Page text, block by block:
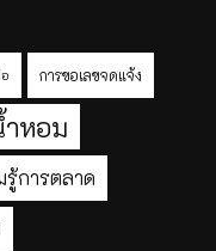
การขอเลขจดแจ้ง
หอม
รู้การตลาด